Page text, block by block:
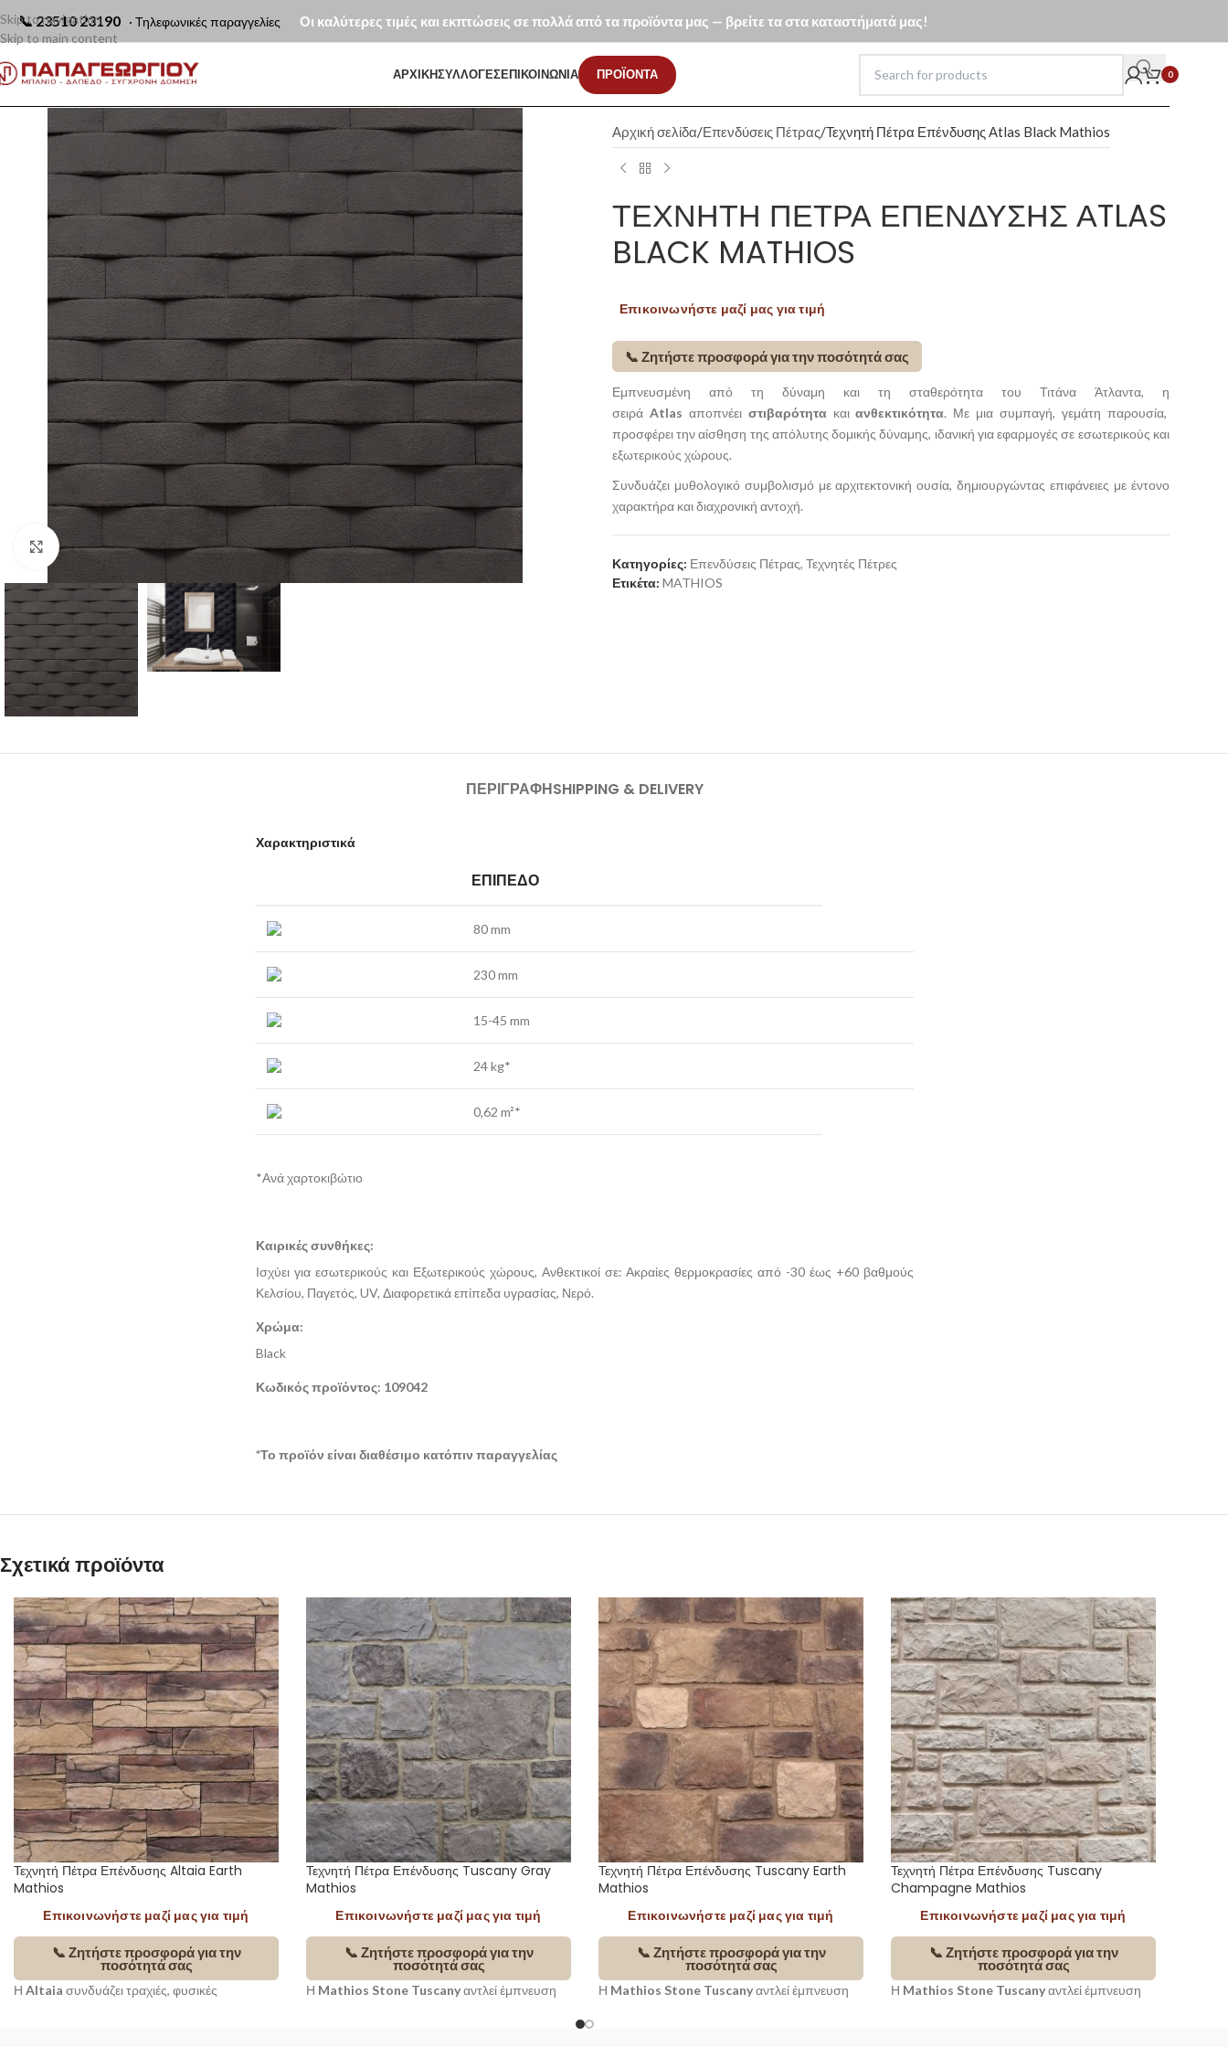
📞 23510 23190 · Τηλεφωνικές παραγγελίες Οι καλύτερες τιμές και εκπτώσεις σε πολλά από τα προϊόντα μας — βρείτε τα στα καταστήματά μας!
Skip to navigation
Skip to main content
ΑΡΧΙΚΗΣΥΛΛΟΓΕΣΕΠΙΚΟΙΝΩΝΙΑ ΠΡΟΪΟΝΤΑ 0
Click to enlarge
Αρχική σελίδα Επενδύσεις Πέτρας Τεχνητή Πέτρα Επένδυσης Αtlas Black Mathios
ΤΕΧΝΗΤΉ ΠΈΤΡΑ ΕΠΈΝΔΥΣΗΣ ΑTLAS
BLACK MATHIOS
Επικοινωνήστε μαζί μας για τιμή
📞 Ζητήστε προσφορά για την ποσότητά σας
Εμπνευσμένη από τη δύναμη και τη σταθερότητα του Τιτάνα Άτλαντα, η
σειράAtlas αποπνέει στιβαρότητακαιανθεκτικότητα. Με μια συμπαγή, γεμάτη παρουσία,
προσφέρει την αίσθηση της απόλυτης δομικής δύναμης, ιδανική για εφαρμογές σε εσωτερικούς και
εξωτερικούς χώρους.
Συνδυάζει μυθολογικό συμβολισμό με αρχιτεκτονική ουσία, δημιουργώντας επιφάνειες με έντονο
χαρακτήρα και διαχρονική αντοχή.
Κατηγορίες: Επενδύσεις Πέτρας, Τεχνητές Πέτρες
Ετικέτα: MATHIOS
ΠΕΡΙΓΡΑΦΉSHIPPING & DELIVERY
Χαρακτηριστικά
ΕΠΊΠΕΔΟ
80 mm
230 mm
15-45 mm
24 kg*
0,62 m²*
*Ανά χαρτοκιβώτιο
Καιρικές συνθήκες:
Ισχύει για εσωτερικούς και Εξωτερικούς χώρους, Ανθεκτικοί σε: Ακραίες θερμοκρασίες από -30 έως +60 βαθμούς
Κελσίου, Παγετός, UV, Διαφορετικά επίπεδα υγρασίας, Νερό.
Χρώμα:
Black
Κωδικός προϊόντος: 109042
*Το προϊόν είναι διαθέσιμο κατόπιν παραγγελίας
Σχετικά προϊόντα
Τεχνητή Πέτρα Επένδυσης Altaia Earth
Mathios
Επικοινωνήστε μαζί μας για τιμή
📞 Ζητήστε προσφορά για την
ποσότητά σας
Η Altaia συνδυάζει τραχιές, φυσικές
Τεχνητή Πέτρα Επένδυσης Tuscany Gray
Mathios
Επικοινωνήστε μαζί μας για τιμή
📞 Ζητήστε προσφορά για την
ποσότητά σας
Η Mathios Stone Tuscanyαντλεί έμπνευση
Τεχνητή Πέτρα Επένδυσης Tuscany Earth
Mathios
Επικοινωνήστε μαζί μας για τιμή
📞 Ζητήστε προσφορά για την
ποσότητά σας
Η Mathios Stone Tuscanyαντλεί έμπνευση
Τεχνητή Πέτρα Επένδυσης Tuscany
Champagne Mathios
Επικοινωνήστε μαζί μας για τιμή
📞 Ζητήστε προσφορά για την
ποσότητά σας
Η Mathios Stone Tuscanyαντλεί έμπνευση